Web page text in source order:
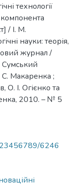
технології
/ І. М.
науки: теорія,
журнал /
Сумський
Макаренка ;
О. І. Огієнко та
2010. – № 5
6246